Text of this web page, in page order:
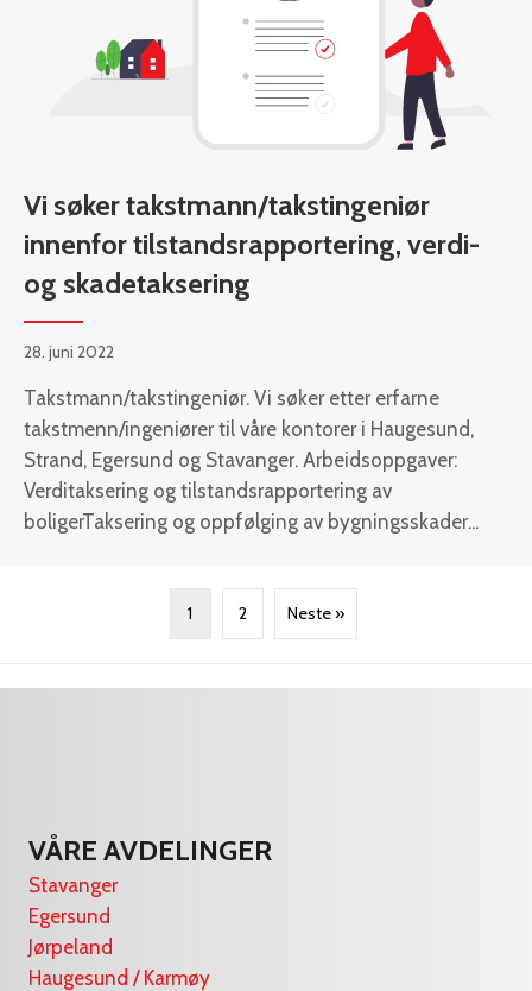
Vi søker takstmann/takstingeniør
innenfor tilstandsrapportering, verdi-
og skadetaksering
28. juni 2022
Takstmann/takstingeniør. Vi søker etter erfarne
takstmenn/ingeniører til våre kontorer i Haugesund,
Strand, Egersund og Stavanger. Arbeidsoppgaver:
Verditaksering og tilstandsrapportering av
boligerTaksering og oppfølging av bygningsskader...
1 2 Neste »
VÅRE AVDELINGER
Stavanger
Egersund
Jørpeland
Haugesund / Karmøy